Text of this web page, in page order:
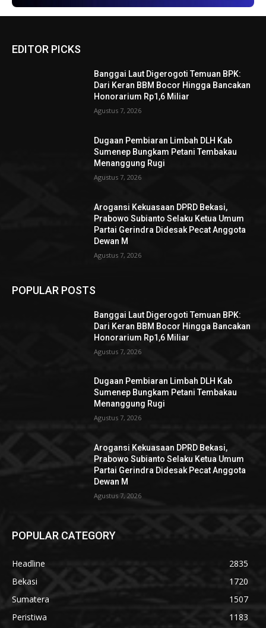
EDITOR PICKS
Banggai Laut Digerogoti Temuan BPK:
Dari Keran BBM Bocor Hingga Bancakan
Honorarium Rp1,6 Miliar
Agustus 7, 2026
Dugaan Pembiaran Limbah DLH Kab
Sumenep Bungkam Petani Tembakau
Menanggung Rugi
Agustus 7, 2026
Arogansi Kekuasaan DPRD Bekasi,
Prabowo Subianto Selaku Ketua Umum
Partai Gerindra Didesak Pecat Anggota
Dewan M
Agustus 7, 2026
POPULAR POSTS
Banggai Laut Digerogoti Temuan BPK:
Dari Keran BBM Bocor Hingga Bancakan
Honorarium Rp1,6 Miliar
Agustus 7, 2026
Dugaan Pembiaran Limbah DLH Kab
Sumenep Bungkam Petani Tembakau
Menanggung Rugi
Agustus 7, 2026
Arogansi Kekuasaan DPRD Bekasi,
Prabowo Subianto Selaku Ketua Umum
Partai Gerindra Didesak Pecat Anggota
Dewan M
Agustus 7, 2026
POPULAR CATEGORY
Headline
2835
Bekasi
1720
Sumatera
1507
Peristiwa
1183